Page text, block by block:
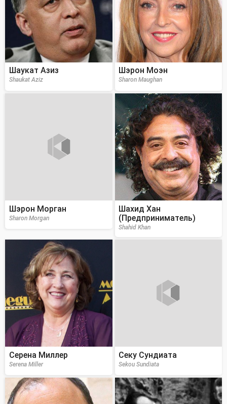
Шаукат Азиз
Shaukat Aziz
Шэрон Моэн
Sharon Maughan
Шэрон Морган
Sharon Morgan
Шахид Хан
(Предприниматель)
Shahid Khan
Серена Миллер
Serena Miller
Секу Сундиата
Sekou Sundiata